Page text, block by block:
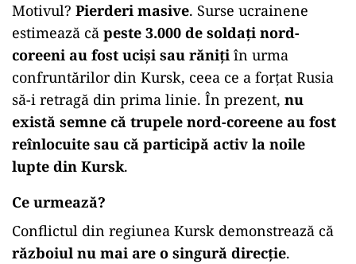
Motivul? Pierderi masive. Surse ucrainene
estimează că peste 3.000 de soldați nord-
coreeni au fost uciși sau răniți în urma
confruntărilor din Kursk, ceea ce a forțat Rusia
să-i retragă din prima linie. În prezent, nu
există semne că trupele nord-coreene au fost
reînlocuite sau că participă activ la noile
lupte din Kursk.
Ce urmează?
Conflictul din regiunea Kursk demonstrează că
războiul nu mai are o singură direcție.